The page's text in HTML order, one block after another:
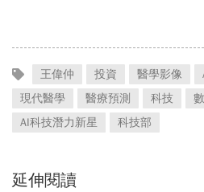
王偉仲 投資 醫學影像
現代醫學
醫療預測 科技
AI科技潛力新星
科技部
延伸閱讀